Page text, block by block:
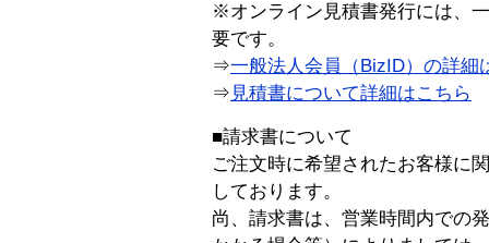
※オンライン見積書発行には、
要です。
⇒一般法人会員（BizID）の詳細
⇒ 見積書について詳細はこちら
■請求書について
ご注文時に希望されたお客様に
しております。
尚、請求書は、営業時間内での